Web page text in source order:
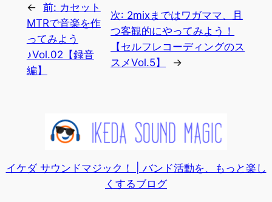
← 前: カセット
MTRで音楽を作
ってみよう
♪Vol.02【録音
編】
次: 2mixまではワガママ、且
つ客観的にやってみよう！
【セルフレコーディングのス
スメVol.5】
→
イケダ サウンドマジック！ | バンド活動を、もっと楽し
くするブログ